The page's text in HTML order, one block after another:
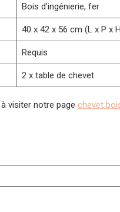
Bois d’ingénierie, fer
40 x 42 x 56 cm (L x P x
Requis
2 x table de chevet
à visiter notre pagechevet